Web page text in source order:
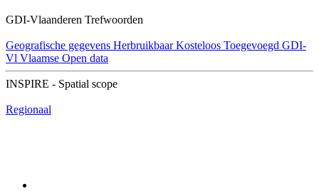
GDI-Vlaanderen Trefwoorden
Geografische gegevens Herbruikbaar Kosteloos Toegevoegd GDI-
Vl Vlaamse Open data
INSPIRE - Spatial scope
Regionaal